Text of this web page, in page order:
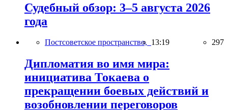
Судебный обзор: 3–5 августа 2026
года
Постсоветское пространство, 13:19 297
Дипломатия во имя мира:
инициатива Токаева о
прекращении боевых действий и
возобновлении переговоров